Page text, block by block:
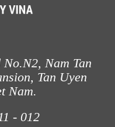
VẬT
Nam Tan
Tan Uyen
Nam.
- 012